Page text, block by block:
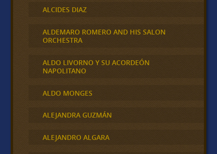
ALCIDES DIAZ
ALDEMARO ROMERO AND HIS SALON
ORCHESTRA
ALDO LIVORNO Y SU ACORDEÓN
NAPOLITANO
ALDO MONGES
ALEJANDRA GUZMÁN
ALEJANDRO ALGARA